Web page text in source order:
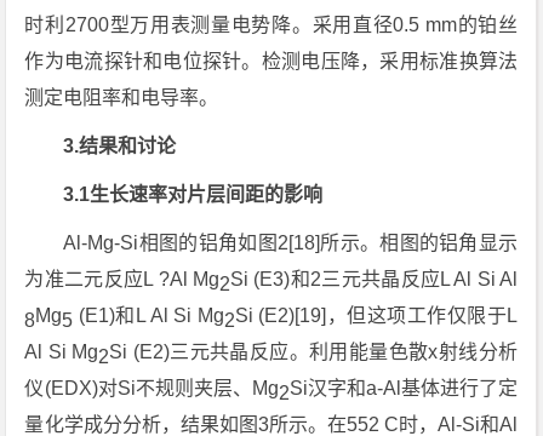
时利2700型万用表测量电势降。采用直径0.5 mm的铂丝
作为电流探针和电位探针。检测电压降，采用标准换算法
测定电阻率和电导率。
3.结果和讨论
3.1生长速率对片层间距的影响
Al-Mg-Si相图的铝角如图2[18]所示。相图的铝角显示
为准二元反应L ?Al Mg2Si (E3)和2三元共晶反应L Al Si Al
8Mg5 (E1)和L Al Si Mg2Si (E2)[19]，但这项工作仅限于L
Al Si Mg2Si (E2)三元共晶反应。利用能量色散x射线分析
仪(EDX)对Si不规则夹层、Mg2Si汉字和a-Al基体进行了定
量化学成分分析，结果如图3所示。在552 C时，Al-Si和Al